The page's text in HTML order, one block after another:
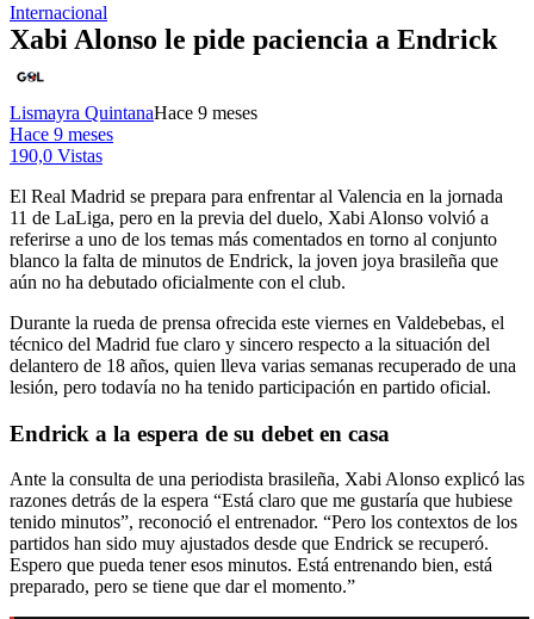
Internacional
Xabi Alonso le pide paciencia a Endrick
Lismayra QuintanaHace 9 meses
Hace 9 meses
190,0 Vistas
El Real Madrid se prepara para enfrentar al Valencia en la jornada
11 de LaLiga, pero en la previa del duelo, Xabi Alonso volvió a
referirse a uno de los temas más comentados en torno al conjunto
blanco la falta de minutos de Endrick, la joven joya brasileña que
aún no ha debutado oficialmente con el club.
Durante la rueda de prensa ofrecida este viernes en Valdebebas, el
técnico del Madrid fue claro y sincero respecto a la situación del
delantero de 18 años, quien lleva varias semanas recuperado de una
lesión, pero todavía no ha tenido participación en partido oficial.
Endrick a la espera de su debet en casa
Ante la consulta de una periodista brasileña, Xabi Alonso explicó las
razones detrás de la espera “Está claro que me gustaría que hubiese
tenido minutos”, reconoció el entrenador. “Pero los contextos de los
partidos han sido muy ajustados desde que Endrick se recuperó.
Espero que pueda tener esos minutos. Está entrenando bien, está
preparado, pero se tiene que dar el momento.”